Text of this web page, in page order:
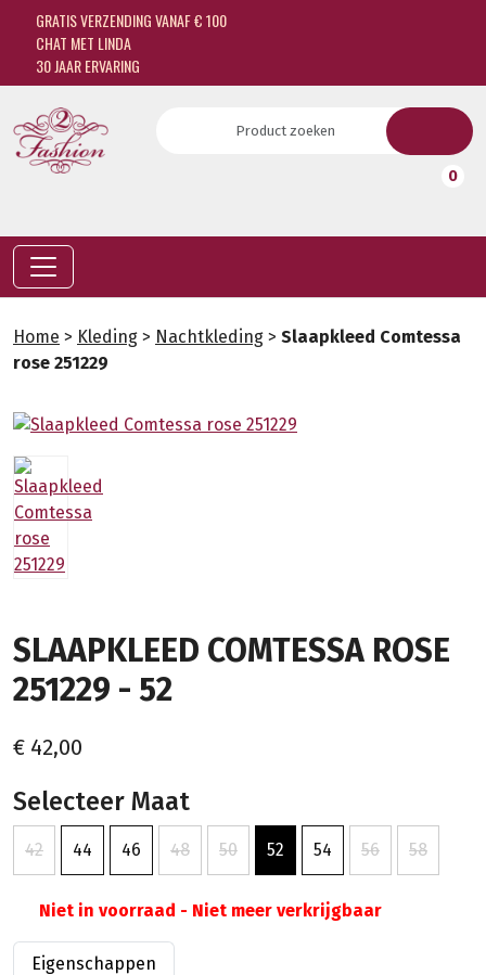
GRATIS VERZENDING VANAF € 100
CHAT MET LINDA
30 JAAR ERVARING
0
Home > Kleding > Nachtkleding > Slaapkleed Comtessa
rose 251229
SLAAPKLEED COMTESSA ROSE
251229 - 52
€ 42,00
Selecteer Maat
42 44 46 48 50 52 54 56 58
Niet in voorraad - Niet meer verkrijgbaar
Eigenschappen